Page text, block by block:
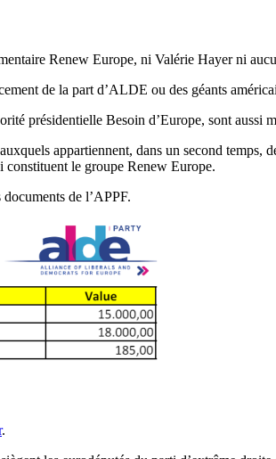
Renew Europe, ni Valérie Hayer ni
de la part d’ALDE ou des géants
présidentielle Besoin d’Europe, sont aussi
appartiennent, dans un second
constituent le groupe Renew Europe.
de l’APPF.
.